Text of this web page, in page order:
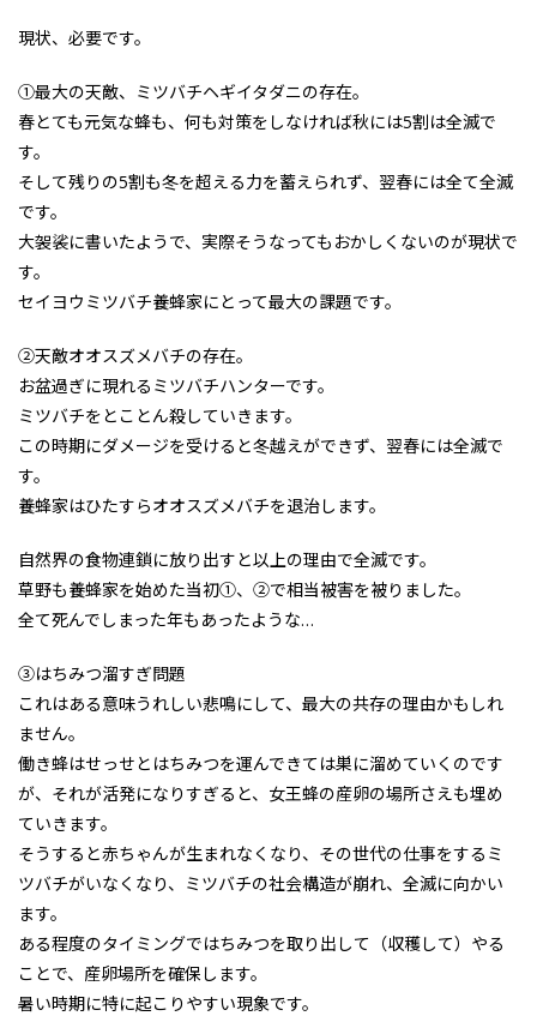
現状、必要です。
①最大の天敵、ミツバチヘギイタダニの存在。
春とても元気な蜂も、何も対策をしなければ秋には5割は全滅で
す。
そして残りの5割も冬を超える力を蓄えられず、翌春には全て全滅
です。
大袈裟に書いたようで、実際そうなってもおかしくないのが現状で
す。
セイヨウミツバチ養蜂家にとって最大の課題です。
②天敵オオスズメバチの存在。
お盆過ぎに現れるミツバチハンターです。
ミツバチをとことん殺していきます。
この時期にダメージを受けると冬越えができず、翌春には全滅で
す。
養蜂家はひたすらオオスズメバチを退治します。
自然界の食物連鎖に放り出すと以上の理由で全滅です。
草野も養蜂家を始めた当初①、②で相当被害を被りました。
全て死んでしまった年もあったような…
③はちみつ溜すぎ問題
これはある意味うれしい悲鳴にして、最大の共存の理由かもしれ
ません。
働き蜂はせっせとはちみつを運んできては巣に溜めていくのです
が、それが活発になりすぎると、女王蜂の産卵の場所さえも埋め
ていきます。
そうすると赤ちゃんが生まれなくなり、その世代の仕事をするミ
ツバチがいなくなり、ミツバチの社会構造が崩れ、全滅に向かい
ます。
ある程度のタイミングではちみつを取り出して（収穫して）やる
ことで、産卵場所を確保します。
暑い時期に特に起こりやすい現象です。